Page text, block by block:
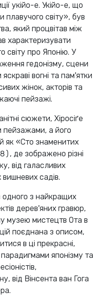
укійо-е. Укійо-е, що
плавучого світу», був
який процвітав між
характеризувати
світу про Японію. У
гедонізму, сцени
вогні та пам'ятки
жінок, акторів та
пейзажі.
сюжети, Хіросіґе
пейзажами, а його
як «Сто знаменитих
де зображено різні
від галасливих
садів.
з найкращих
дерев'яних гравюр,
музею мистецтв Ота в
поєднана з описом,
в ці прекрасні,
японізму та
від Вінсента ван Гога